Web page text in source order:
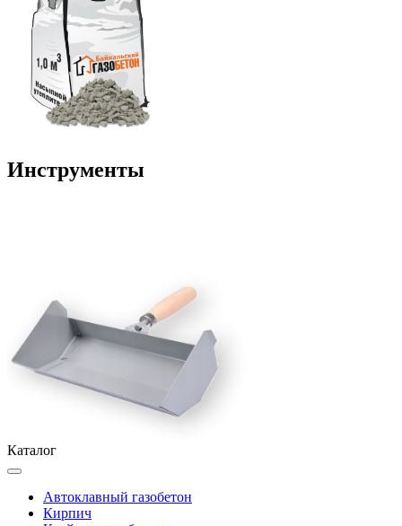
Инструменты
Каталог
Автоклавный газобетон
Кирпич